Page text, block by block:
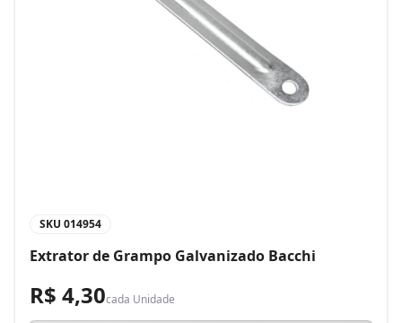
SKU 014954
Extrator de Grampo Galvanizado Bacchi
R$ 4,30cada Unidade